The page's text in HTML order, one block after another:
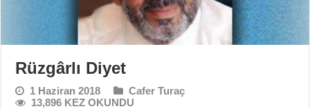
Rüzgârlı Diyet
1 Haziran 2018
Cafer Turaç
13,896 KEZ OKUNDU